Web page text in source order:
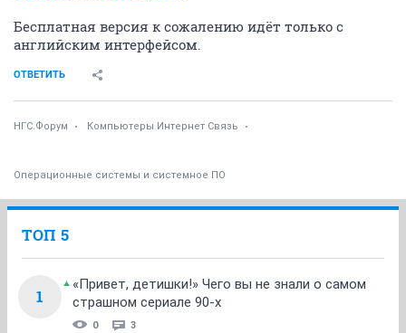
Бесплатная версия к сожалению идёт только с
английским интерфейсом.
ОТВЕТИТЬ
НГС.Форум Компьютеры Интернет Связь
Операционные системы и системное ПО
ТОП 5
1
«Привет, детишки!» Чего вы не знали о самом
страшном сериале 90-х
0 3